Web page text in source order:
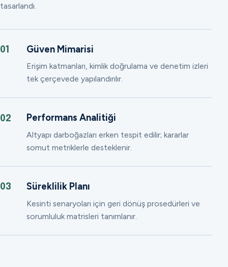
tasarlandı.
01 Güven Mimarisi
Erişim katmanları, kimlik doğrulama ve denetim izleri
tek çerçevede yapılandırılır.
02 Performans Analitiği
Altyapı darboğazları erken tespit edilir; kararlar
somut metriklerle desteklenir.
03 Süreklilik Planı
Kesinti senaryoları için geri dönüş prosedürleri ve
sorumluluk matrisleri tanımlanır.